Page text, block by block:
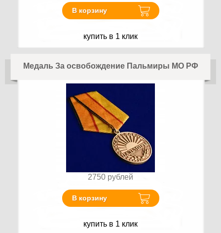
В корзину
купить в 1 клик
Медаль За освобождение Пальмиры МО РФ
2750 рублей
В корзину
купить в 1 клик